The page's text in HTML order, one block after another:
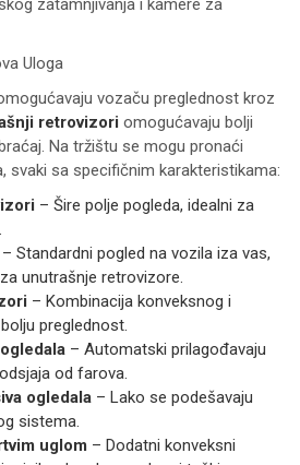
Uloga
vozaču preglednost kroz
retrovizori omogućavaju bolji
Na tržištu se mogu pronaći
svaki sa specifičnim karakteristikama:
– Šire polje pogleda, idealni za
– Standardni pogled na vozila iza vas,
unutrašnje retrovizore.
– Kombinacija konveksnog i
preglednost.
– Automatski prilagođavaju
od farova.
ogledala – Lako se podešavaju
sistema.
uglom – Dodatni konveksni